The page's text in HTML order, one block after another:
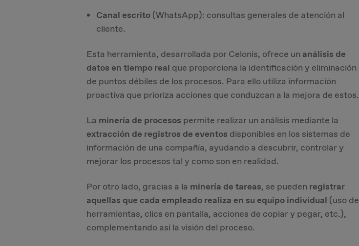
Canal escrito (WhatsApp): consultas generales de atención al
cliente.
Esta herramienta, desarrollada por Celonis, ofrece un análisis de
datos en tiempo real que proporciona la identificación y eliminación
de puntos débiles de los procesos. Para ello utiliza información
proactiva que prioriza acciones que conduzcan a la mejora de estos. ​
La minería de procesos permite realizar un análisis mediante la
extracción de registros de eventos disponibles en los sistemas de
información de una compañía, ayudando a descubrir, controlar y
mejorar los procesos tal y como son en realidad​.
Por otro lado, gracias a la minería de tareas, se pueden registrar
aquellas que cada empleado realiza en su equipo individual (uso de
herramientas, clics en pantalla, acciones de copiar y pegar, etc.),
complementando así la visión del proceso​.